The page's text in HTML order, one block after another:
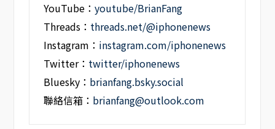
YouTube：youtube/BrianFang
Threads： threads.net/@iphonenews
Instagram： instagram.com/iphonenews
Twitter： twitter/iphonenews
Bluesky： brianfang.bsky.social
聯絡信箱： brianfang@outlook.com